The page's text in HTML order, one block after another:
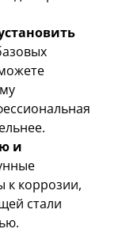
и
к коррозии,
стали